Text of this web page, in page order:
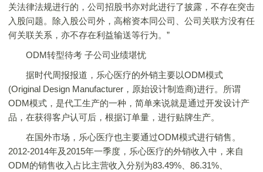
关法律法规进行的，公司招股书亦对此进行了披露，不存在突击
入股问题。除入股公司外，高榕资本同公司、公司关联方没有任
何关联关系，亦不存在利益输送等行为。”
ODM转型待考 子公司业绩堪忧
据时代周报报道，乐心医疗的外销主要以ODM模式
(Original Design Manufacturer，原始设计制造商)进行。所谓
ODM模式，是代工生产的一种，简单来说就是通过开发设计产
品，在获得客户认可后，根据订单量，进行贴牌生产。
在国外市场，乐心医疗也主要通过ODM模式进行销售。
2012-2014年及2015年一季度，乐心医疗的外销收入中，来自
ODM的销售收入占比主营收入分别为83.49%、86.31%、